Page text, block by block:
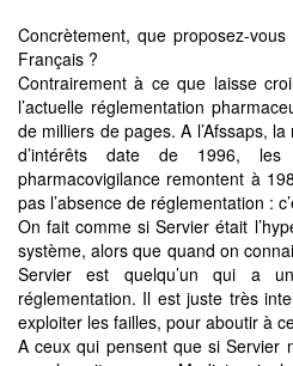
Concrètement, que proposez-
Français ?
Contrairement à ce que laisse
l’actuelle réglementation
de milliers de pages. A l’Afssaps,
d’intérêts date de 1996,
pharmacovigilance remontent à
pas l’absence de réglementation :
On fait comme si Servier était
système, alors que quand on
Servier est quelqu’un qui a
réglementation. Il est juste très
exploiter les failles, pour aboutir à
A ceux qui pensent que si Servier